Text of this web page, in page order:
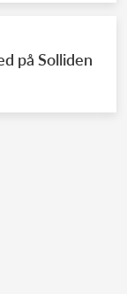
på Solliden